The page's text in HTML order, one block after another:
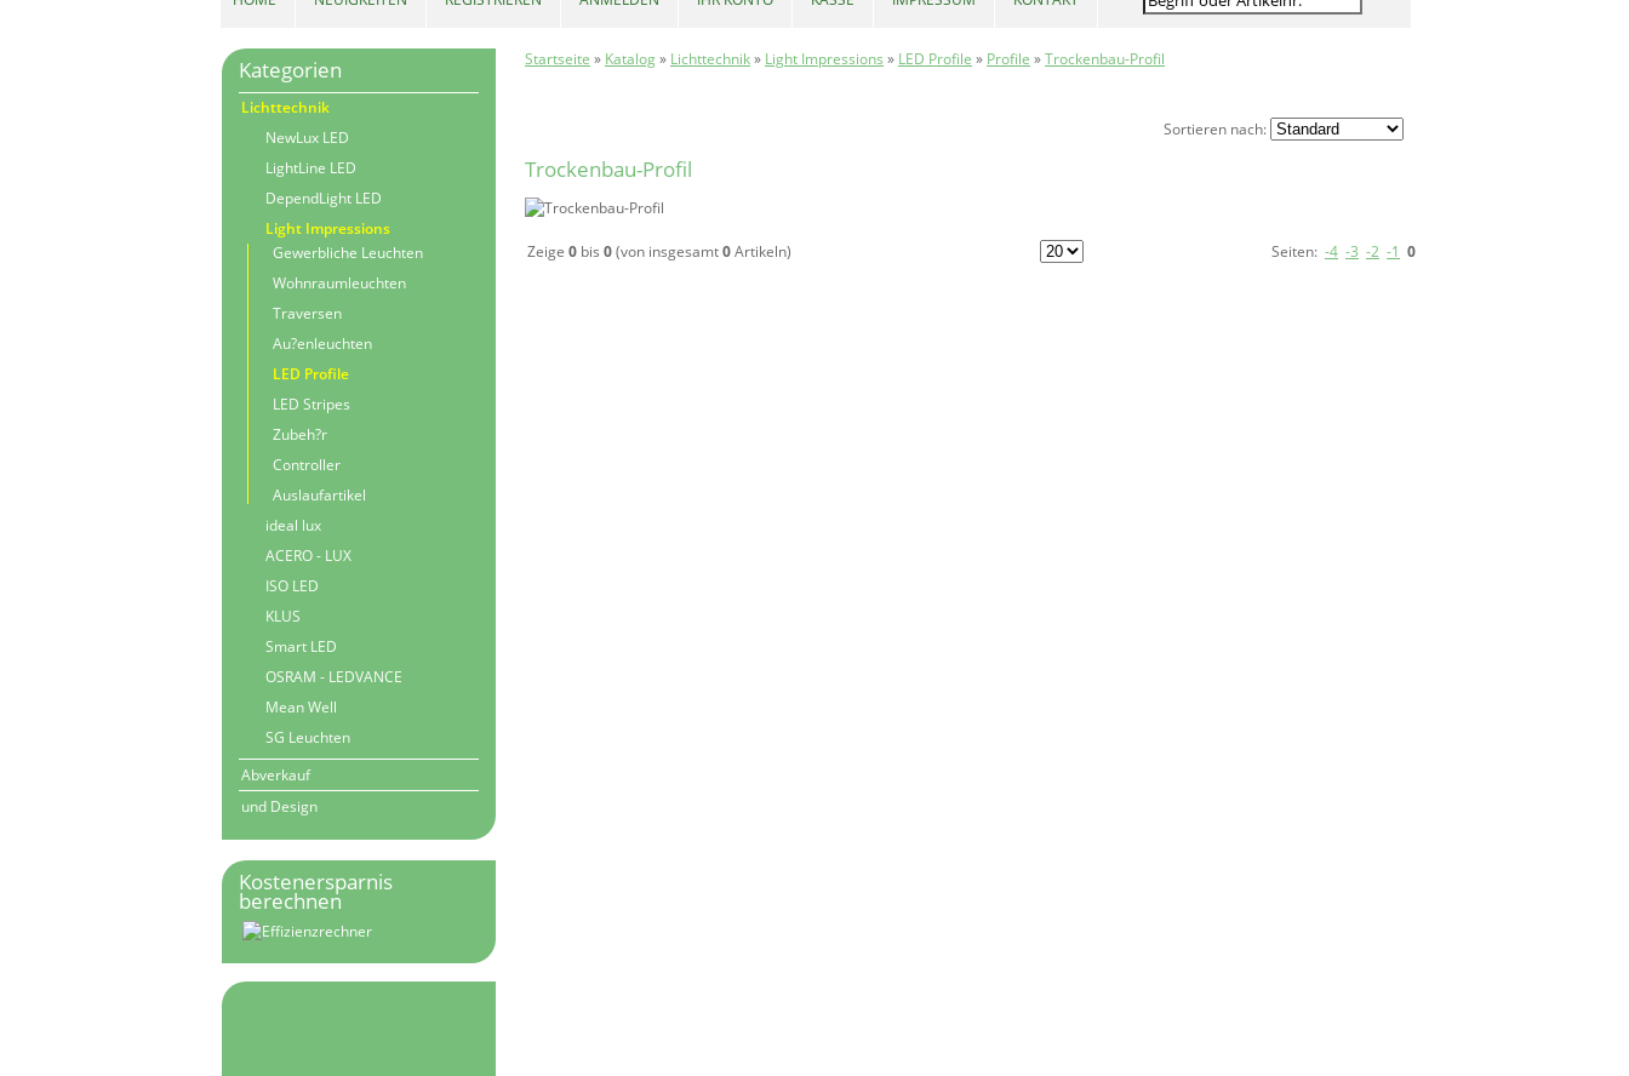
Startseite » Katalog» Lichttechnik» Light Impressions » LED Profile » Profile »Trockenbau-Profil
Sortieren nach:
Trockenbau-Profil
Zeige 0 bis 0(von insgesamt0Artikeln) Seiten: -4 -3 -2 -1 0
Kategorien
Lichttechnik
NewLux LED
LightLine LED
DependLight LED
Light Impressions
Gewerbliche Leuchten
Wohnraumleuchten
Traversen
Au?enleuchten
LED Profile
LED Stripes
Zubeh?r
Controller
Auslaufartikel
ideal lux
ACERO - LUX
ISO LED
KLUS
Smart LED
OSRAM - LEDVANCE
Mean Well
SG Leuchten
Abverkauf
und Design
Kostenersparnis
berechnen